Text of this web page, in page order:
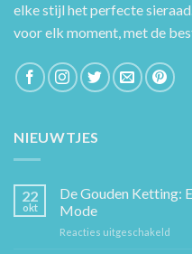
elke stijl het perfecte
voor elk moment, met de
NIEUWTJES
22
okt
De Gouden Ketting:
Mode
Reacties uitgeschakeld